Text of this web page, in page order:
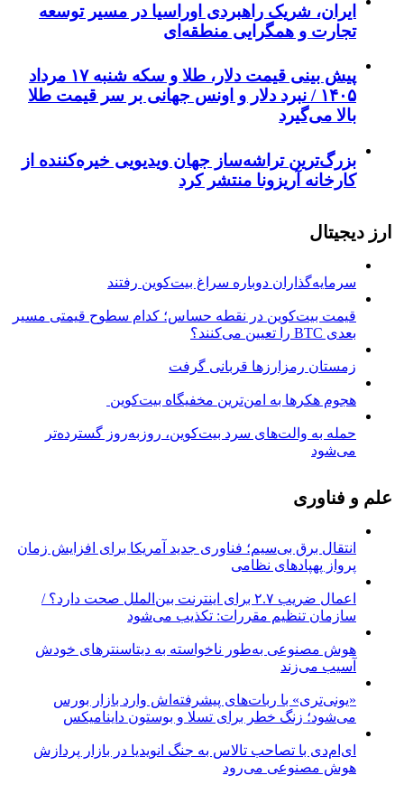
ایران، شریک راهبردی اوراسیا در مسیر توسعه
تجارت و همگرایی منطقه‌ای
پیش ‌بینی قیمت دلار، طلا و سکه شنبه ۱۷ مرداد
۱۴۰۵ / نبرد دلار و اونس جهانی بر سر قیمت طلا
بالا می‌گیرد
بزرگ‌ترین تراشه‌ساز جهان ویدیویی خیره‌کننده از
کارخانه آریزونا منتشر کرد
ارز دیجیتال
سرمایه‌گذاران دوباره سراغ بیت‌کوین رفتند
قیمت بیت‌کوین در نقطه حساس؛ کدام سطوح قیمتی مسیر
بعدی BTC را تعیین می‌کنند؟
زمستان رمزارزها قربانی گرفت
هجوم هکرها به امن‌ترین مخفیگاه بیت‌کوین
حمله به والت‌های سرد بیت‌کوین، روزبه‌روز گسترده‌تر
می‌شود
علم و فناوری
انتقال برق بی‌سیم؛ فناوری جدید آمریکا برای افزایش زمان
پرواز پهپادهای نظامی
اعمال ضریب ۲.۷ برای اینترنت بین‌الملل صحت دارد؟ /
سازمان تنظیم مقررات: تکذیب می‌شود
هوش مصنوعی به‌طور ناخواسته به دیتاسنترهای خودش
آسیب می‌زند
«یونی‌تری» با ربات‌های پیشرفته‌اش وارد بازار بورس
می‌شود؛ زنگ خطر برای تسلا و بوستون داینامیکس
ای‌ام‌دی با تصاحب تالاس به جنگ انویدیا در بازار پردازش
هوش مصنوعی می‌رود